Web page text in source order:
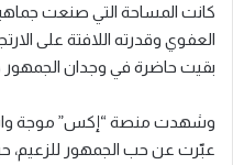
كانت المساحة التي صنعت
العفوي وقدرته اللافتة على
بقيت حاضرة في وجدان الجمهور
وشهدت منصة “إكس” موجة
عبّرت عن حب الجمهور للزعيم،